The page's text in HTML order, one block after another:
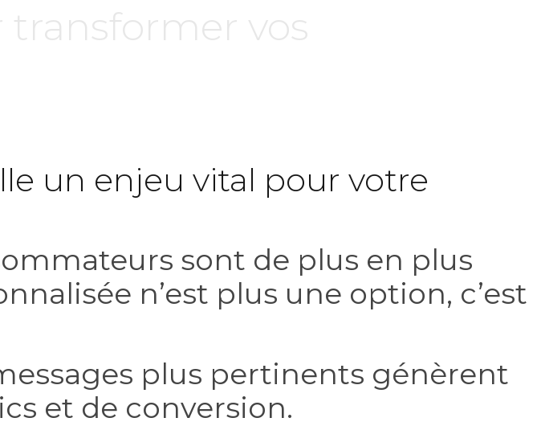
transformer vos
un enjeu vital pour votre
sont de plus en plus
n’est plus une option, c’est
plus pertinents génèrent
et de conversion.